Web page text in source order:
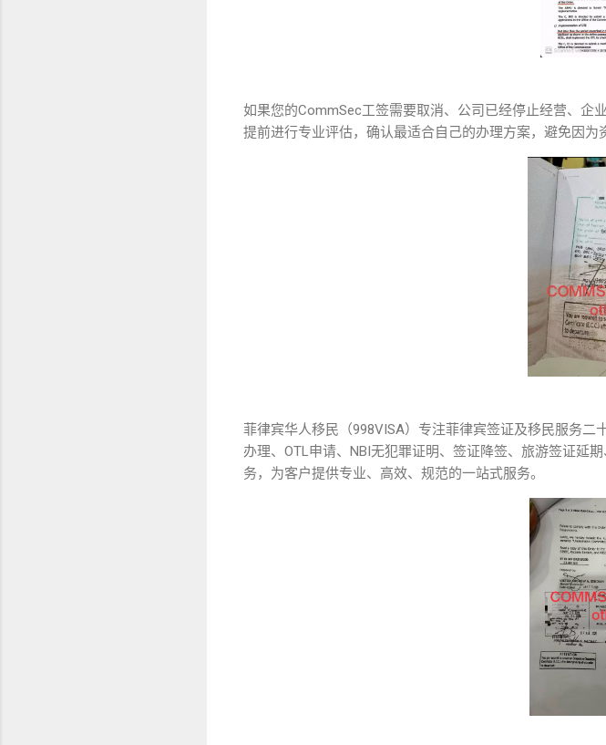
如果您的CommSec工签需要取消、公司已经停止经营、企
提前进行专业评估，确认最适合自己的办理方案，避免因为
菲律宾华人移民（998VISA）专注菲律宾签证及移民服务二
办理、OTL申请、NBI无犯罪证明、签证降签、旅游签证延
务，为客户提供专业、高效、规范的一站式服务。